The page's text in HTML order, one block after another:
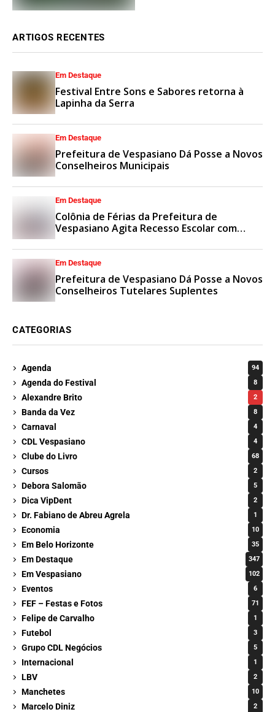
ARTIGOS RECENTES
Em Destaque
Festival Entre Sons e Sabores retorna à
Lapinha da Serra
Em Destaque
Prefeitura de Vespasiano Dá Posse a Novos
Conselheiros Municipais
Em Destaque
Colônia de Férias da Prefeitura de
Vespasiano Agita Recesso Escolar com
Em Destaque
Prefeitura de Vespasiano Dá Posse a Novos
Conselheiros Tutelares Suplentes
CATEGORIAS
Agenda 94
Agenda do Festival 8
Alexandre Brito 2
Banda da Vez 8
Carnaval 4
CDL Vespasiano 4
Clube do Livro 68
Cursos 2
Debora Salomão 5
Dica VipDent 2
Dr. Fabiano de Abreu Agrela 1
Economia 10
Em Belo Horizonte 35
Em Destaque 347
Em Vespasiano 102
Eventos 6
FEF – Festas e Fotos 71
Felipe de Carvalho 1
Futebol 3
Grupo CDL Negócios 5
Internacional 1
LBV 2
Manchetes 10
Marcelo Diniz 2